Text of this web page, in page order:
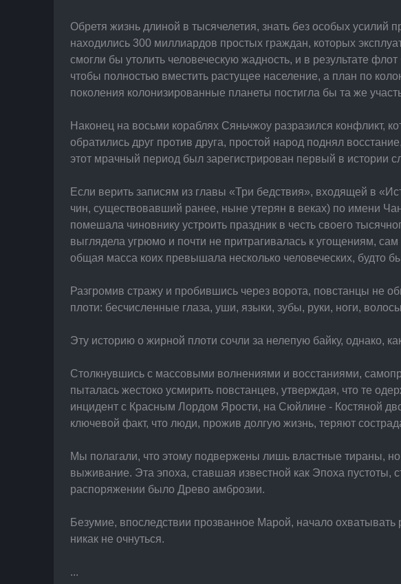
Обретя жизнь длиной в тысячелетия, знать без особых усилий
находились 300 миллиардов простых граждан, которых
смогли бы утолить человеческую жадность, и в результате
чтобы полностью вместить растущее население, а план по
поколения колонизированные планеты постигла бы та же
Наконец на восьми кораблях Сяньчжоу разразился конфликт,
обратились друг против друга, простой народ поднял
этот мрачный период был зарегистрирован первый в истории
Если верить записям из главы «Три бедствия», входящей в
чин, существовавший ранее, ныне утерян в веках) по имени
помешала чиновнику устроить праздник в честь своего
выглядела угрюмо и почти не притрагивалась к угощениям,
общая масса коих превышала несколько человеческих, будто
Разгромив стражу и пробившись через ворота, повстанцы не
плоти: бесчисленные глаза, уши, языки, зубы, руки, ноги,
Эту историю о жирной плоти сочли за нелепую байку, однако,
Столкнувшись с массовыми волнениями и восстаниями,
пыталась жестоко усмирить повстанцев, утверждая, что те
инцидент с Красным Лордом Ярости, на Сюйлине - Костяной
ключевой факт, что люди, прожив долгую жизнь, теряют
Мы полагали, что этому подвержены лишь властные тираны,
выживание. Эта эпоха, ставшая известной как Эпоха
распоряжении было Древо амброзии.
Безумие, впоследствии прозванное Марой, начало
никак не очнуться.
...